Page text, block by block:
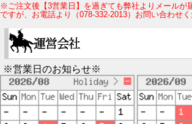
※ご注文後【3営業日】を過ぎても弊社よりメールが
ですが、お電話より（078-332-2013）お問い合わせく
※営業日のお知らせ※